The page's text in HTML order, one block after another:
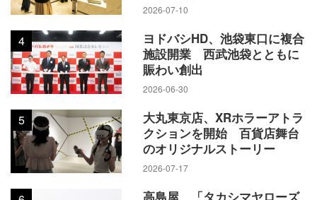
2026-07-10
4
ヨドバシHD、池袋東口に複合
施設開業 西武池袋とともに
賑わい創出
2026-06-30
5
大丸東京店、XRホラーアトラ
クションを開始 百貨店舞台
のオリジナルストーリー
2026-07-17